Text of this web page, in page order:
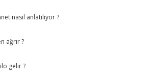
nasıl anlatılıyor ?
ağrır ?
gelir ?